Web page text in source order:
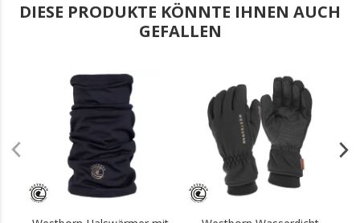
DIESE PRODUKTE KÖNNTE IHNEN AUCH
GEFALLEN